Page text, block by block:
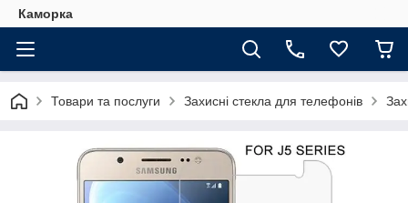
Каморка
Товари та послуги Захисні стекла для телефонів